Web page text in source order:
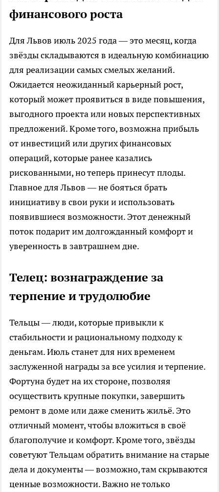
финансового роста
Для Львов июль 2025 года — это месяц, когда
звёзды складываются в идеальную комбинацию
для реализации самых смелых желаний.
Ожидается неожиданный карьерный рост,
который может проявиться в виде повышения,
выгодного проекта или новых перспективных
предложений. Кроме того, возможна прибыль
от инвестиций или других финансовых
операций, которые ранее казались
рискованными, но теперь принесут плоды.
Главное для Львов — не бояться брать
инициативу в свои руки и использовать
появившиеся возможности. Этот денежный
поток подарит им долгожданный комфорт и
уверенность в завтрашнем дне.
Телец: вознаграждение за
терпение и трудолюбие
Тельцы — люди, которые привыкли к
стабильности и рациональному подходу к
деньгам. Июль станет для них временем
заслуженной награды за все усилия и терпение.
Фортуна будет на их стороне, позволяя
осуществить крупные покупки, завершить
ремонт в доме или даже сменить жильё. Это
отличный момент, чтобы вложиться в своё
благополучие и комфорт. Кроме того, звёзды
советуют Тельцам обратить внимание на старые
дела и документы — возможно, там скрываются
ценные возможности. Важно не только